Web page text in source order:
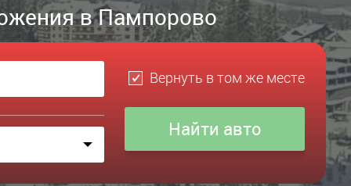
в Пампорово
Вернуть в том же месте